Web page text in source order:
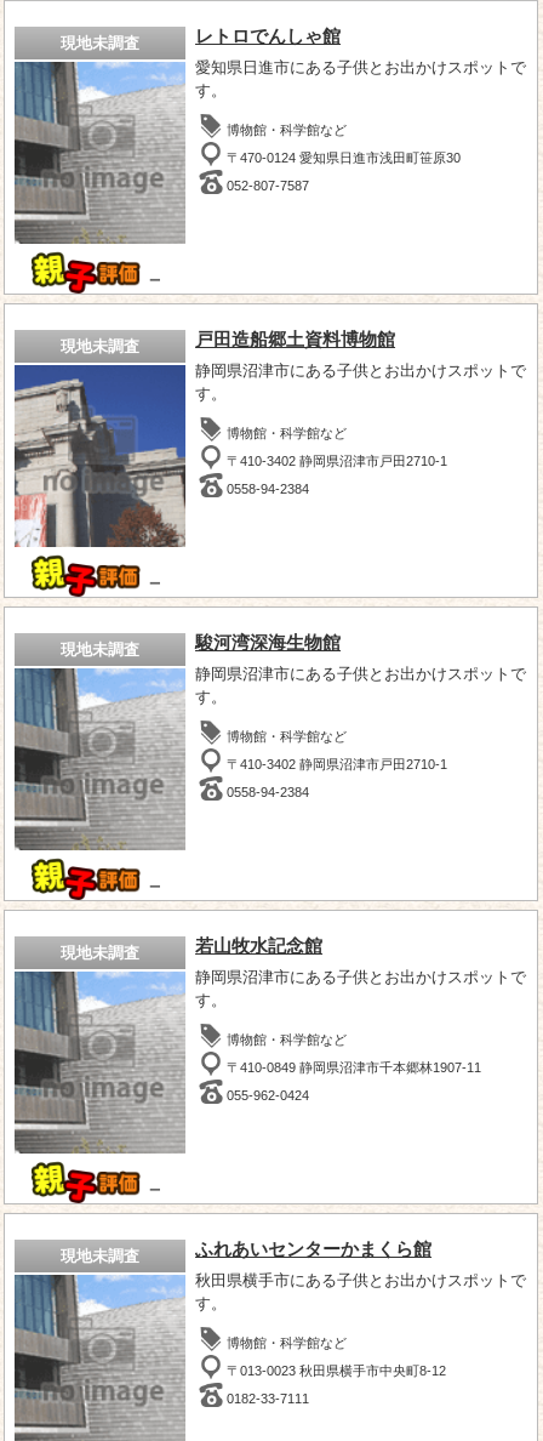
現地未調査
－
レトロでんしゃ館
愛知県日進市にある子供とお出かけスポットで
す。
博物館・科学館など
〒470-0124 愛知県日進市浅田町笹原30
052-807-7587
現地未調査
－
戸田造船郷土資料博物館
静岡県沼津市にある子供とお出かけスポットで
す。
博物館・科学館など
〒410-3402 静岡県沼津市戸田2710-1
0558-94-2384
現地未調査
－
駿河湾深海生物館
静岡県沼津市にある子供とお出かけスポットで
す。
博物館・科学館など
〒410-3402 静岡県沼津市戸田2710-1
0558-94-2384
現地未調査
－
若山牧水記念館
静岡県沼津市にある子供とお出かけスポットで
す。
博物館・科学館など
〒410-0849 静岡県沼津市千本郷林1907-11
055-962-0424
現地未調査 ふれあいセンターかまくら館
秋田県横手市にある子供とお出かけスポットで
す。
博物館・科学館など
〒013-0023 秋田県横手市中央町8-12
0182-33-7111